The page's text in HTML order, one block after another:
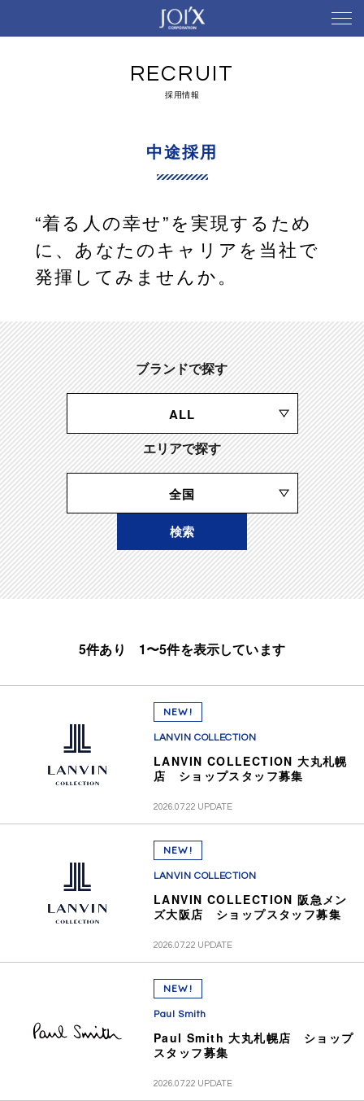
RECRUIT
採用情報
中途採用
“着る人の幸せ”を実現するため
に、あなたのキャリアを当社で
発揮してみませんか。
ブランドで探す
ALL
エリアで探す
全国
5件あり 1〜5件を表示しています
NEW!
LANVIN COLLECTION
LANVIN COLLECTION 大丸札幌
店 ショップスタッフ募集
2026.07.22 UPDATE
NEW!
LANVIN COLLECTION
LANVIN COLLECTION 阪急メン
ズ大阪店 ショップスタッフ募集
2026.07.22 UPDATE
NEW!
Paul Smith
Paul Smith 大丸札幌店 ショップ
スタッフ募集
2026.07.22 UPDATE